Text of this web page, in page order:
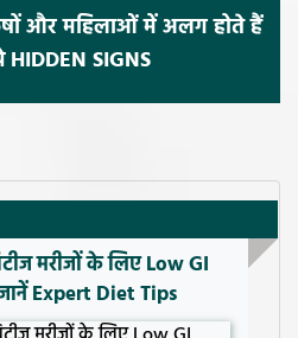
और महिलाओं में अलग होते हैं
SIGNS
मरीजों के लिए Low GI
Expert Diet Tips